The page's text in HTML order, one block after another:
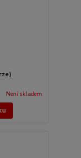
Není skladem